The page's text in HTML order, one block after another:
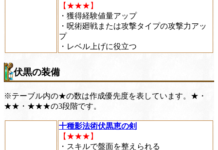
【★★★】
・獲得経験値量アップ
・呪術廻戦または攻撃タイプの攻撃力アッ
プ
・レベル上げに役立つ
伏黒の装備
※テーブル内の★の数は作成優先度を表しています。★・
★★・★★★の3段階です。
十種影法術伏黒恵の剣
【★★★】
・スキルで盤面を整えられる